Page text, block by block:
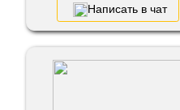
Написать в чат